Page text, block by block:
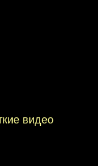
видео